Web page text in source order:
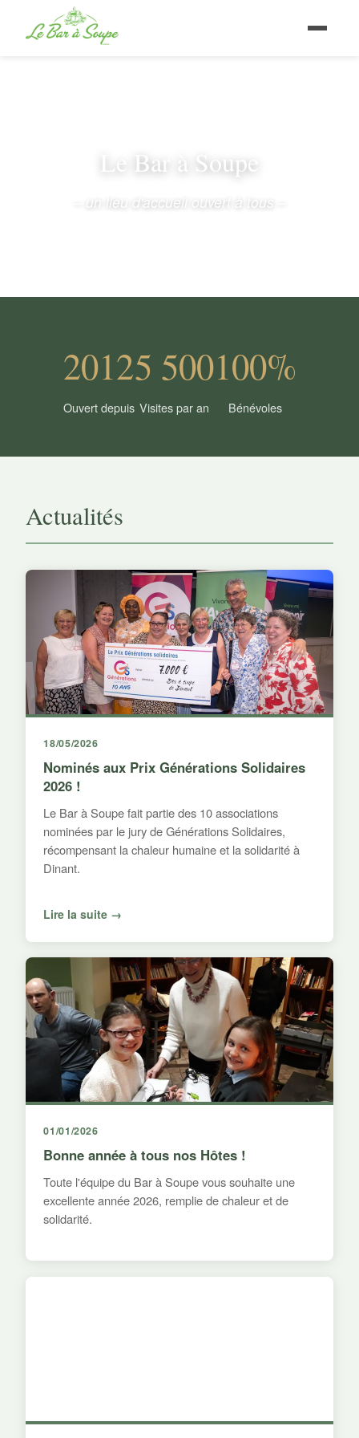
Le Bar à Soupe
– un lieu d'accueil ouvert à tous –
2012
Ouvert depuis
5 500
Visites par an
100%
Bénévoles
Actualités
18/05/2026
Nominés aux Prix Générations Solidaires
2026 !
Le Bar à Soupe fait partie des 10 associations
nominées par le jury de Générations Solidaires,
récompensant la chaleur humaine et la solidarité à
Dinant.
Lire la suite →
01/01/2026
Bonne année à tous nos Hôtes !
Toute l'équipe du Bar à Soupe vous souhaite une
excellente année 2026, remplie de chaleur et de
solidarité.